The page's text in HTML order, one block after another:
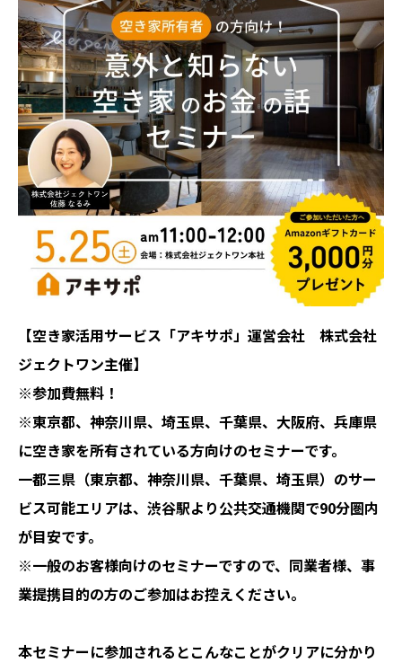
【空き家活用サービス「アキサポ」運営会社 株式会社
ジェクトワン主催】
※参加費無料！
※東京都、神奈川県、埼玉県、千葉県、大阪府、兵庫県
に空き家を所有されている方向けのセミナーです。
一都三県（東京都、神奈川県、千葉県、埼玉県）のサー
ビス可能エリアは、渋谷駅より公共交通機関で90分圏内
が目安です。
※一般のお客様向けのセミナーですので、同業者様、事
業提携目的の方のご参加はお控えください。
本セミナーに参加されるとこんなことがクリアに分かり